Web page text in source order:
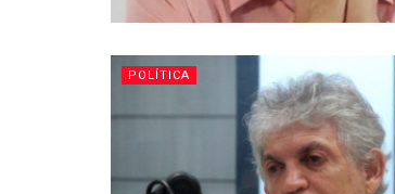
POLÍTICA